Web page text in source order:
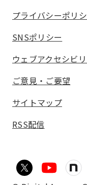
プライバシーポリ
SNSポリシー
ウェブアクセシビ
ご意見・ご要望
サイトマップ
RSS配信